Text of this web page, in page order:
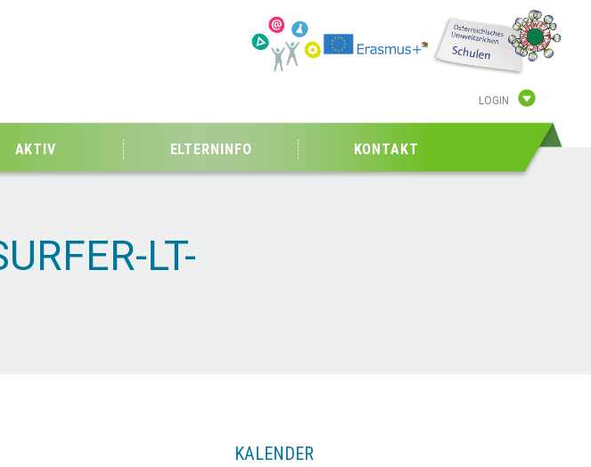
LOGIN
AKTIV ELTERNINFO KONTAKT
LT-
KALENDER